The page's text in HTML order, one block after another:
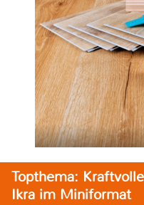
Topthema:
Ikra im Miniformat